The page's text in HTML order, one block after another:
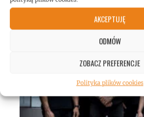
AKCEPTUJĘ
ODMÓW
ZOBACZ PREFERENCJE
Polityka plików cookies